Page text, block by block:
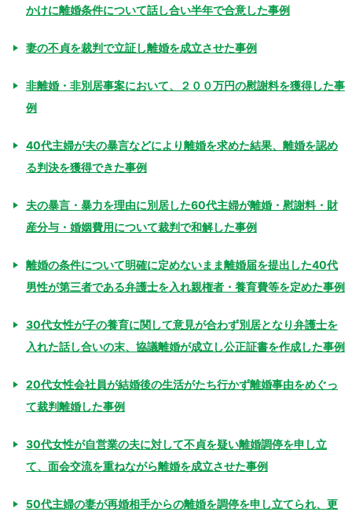
かけに離婚条件について話し合い半年で合意した事例
妻の不貞を裁判で立証し離婚を成立させた事例
非離婚・非別居事案において、２００万円の慰謝料を獲得した事
例
40代主婦が夫の暴言などにより離婚を求めた結果、離婚を認め
る判決を獲得できた事例
夫の暴言・暴力を理由に別居した60代主婦が離婚・慰謝料・財
産分与・婚姻費用について裁判で和解した事例
離婚の条件について明確に定めないまま離婚届を提出した40代
男性が第三者である弁護士を入れ親権者・養育費等を定めた事例
30代女性が子の養育に関して意見が合わず別居となり弁護士を
入れた話し合いの末、協議離婚が成立し公正証書を作成した事例
20代女性会社員が結婚後の生活がたち行かず離婚事由をめぐっ
て裁判離婚した事例
30代女性が自営業の夫に対して不貞を疑い離婚調停を申し立
て、面会交流を重ねながら離婚を成立させた事例
50代主婦の妻が再婚相手からの離婚を調停を申し立てられ、更